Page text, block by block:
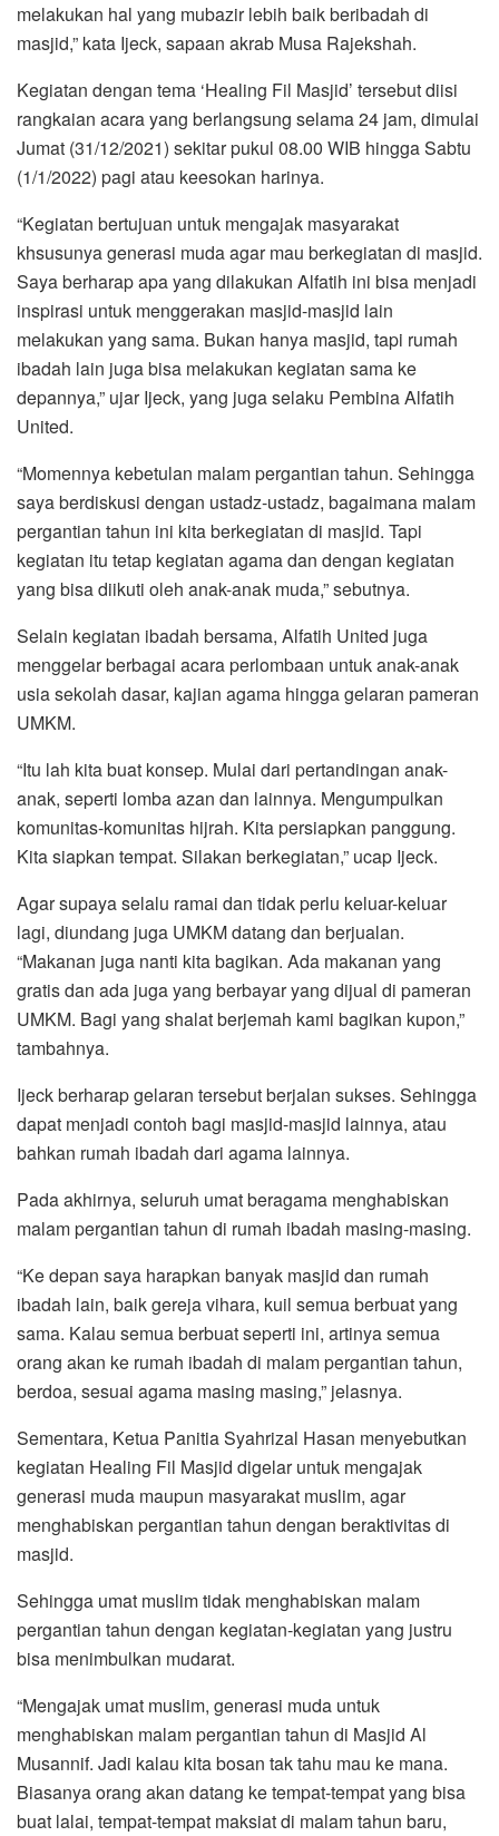
melakukan hal yang mubazir lebih baik beribadah di
masjid,” kata Ijeck, sapaan akrab Musa Rajekshah.
Kegiatan dengan tema ‘Healing Fil Masjid’ tersebut diisi
rangkaian acara yang berlangsung selama 24 jam, dimulai
Jumat (31/12/2021) sekitar pukul 08.00 WIB hingga Sabtu
(1/1/2022) pagi atau keesokan harinya.
“Kegiatan bertujuan untuk mengajak masyarakat
khsusunya generasi muda agar mau berkegiatan di masjid.
Saya berharap apa yang dilakukan Alfatih ini bisa menjadi
inspirasi untuk menggerakan masjid-masjid lain
melakukan yang sama. Bukan hanya masjid, tapi rumah
ibadah lain juga bisa melakukan kegiatan sama ke
depannya,” ujar Ijeck, yang juga selaku Pembina Alfatih
United.
“Momennya kebetulan malam pergantian tahun. Sehingga
saya berdiskusi dengan ustadz-ustadz, bagaimana malam
pergantian tahun ini kita berkegiatan di masjid. Tapi
kegiatan itu tetap kegiatan agama dan dengan kegiatan
yang bisa diikuti oleh anak-anak muda,” sebutnya.
Selain kegiatan ibadah bersama, Alfatih United juga
menggelar berbagai acara perlombaan untuk anak-anak
usia sekolah dasar, kajian agama hingga gelaran pameran
UMKM.
“Itu lah kita buat konsep. Mulai dari pertandingan anak-
anak, seperti lomba azan dan lainnya. Mengumpulkan
komunitas-komunitas hijrah. Kita persiapkan panggung.
Kita siapkan tempat. Silakan berkegiatan,” ucap Ijeck.
Agar supaya selalu ramai dan tidak perlu keluar-keluar
lagi, diundang juga UMKM datang dan berjualan.
“Makanan juga nanti kita bagikan. Ada makanan yang
gratis dan ada juga yang berbayar yang dijual di pameran
UMKM. Bagi yang shalat berjemah kami bagikan kupon,”
tambahnya.
Ijeck berharap gelaran tersebut berjalan sukses. Sehingga
dapat menjadi contoh bagi masjid-masjid lainnya, atau
bahkan rumah ibadah dari agama lainnya.
Pada akhirnya, seluruh umat beragama menghabiskan
malam pergantian tahun di rumah ibadah masing-masing.
“Ke depan saya harapkan banyak masjid dan rumah
ibadah lain, baik gereja vihara, kuil semua berbuat yang
sama. Kalau semua berbuat seperti ini, artinya semua
orang akan ke rumah ibadah di malam pergantian tahun,
berdoa, sesuai agama masing masing,” jelasnya.
Sementara, Ketua Panitia Syahrizal Hasan menyebutkan
kegiatan Healing Fil Masjid digelar untuk mengajak
generasi muda maupun masyarakat muslim, agar
menghabiskan pergantian tahun dengan beraktivitas di
masjid.
Sehingga umat muslim tidak menghabiskan malam
pergantian tahun dengan kegiatan-kegiatan yang justru
bisa menimbulkan mudarat.
“Mengajak umat muslim, generasi muda untuk
menghabiskan malam pergantian tahun di Masjid Al
Musannif. Jadi kalau kita bosan tak tahu mau ke mana.
Biasanya orang akan datang ke tempat-tempat yang bisa
buat lalai, tempat-tempat maksiat di malam tahun baru,